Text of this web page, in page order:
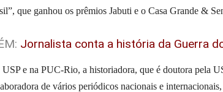
que ganhou os prêmios Jabuti e o Casa Grande &
Jornalista conta a história da Guerra
e na PUC-Rio, a historiadora, que é doutora pela
de vários periódicos nacionais e